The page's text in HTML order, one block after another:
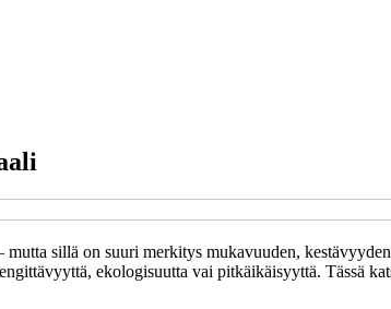
sillä on suuri merkitys mukavuuden,
ekologisuutta vai pitkäikäisyyttä. Tässä